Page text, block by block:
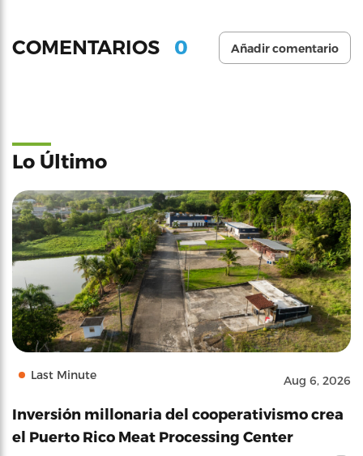
COMENTARIOS 0 Añadir comentario
Lo Último
Last Minute Aug 6, 2026
Inversión millonaria del cooperativismo crea
el Puerto Rico Meat Processing Center